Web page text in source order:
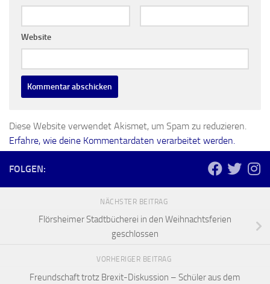
Website
Diese Website verwendet Akismet, um Spam zu reduzieren.
Erfahre, wie deine Kommentardaten verarbeitet werden.
FOLGEN:
NÄCHSTER BEITRAG
Flörsheimer Stadtbücherei in den Weihnachtsferien
geschlossen
VORHERIGER BEITRAG
Freundschaft trotz Brexit-Diskussion – Schüler aus dem